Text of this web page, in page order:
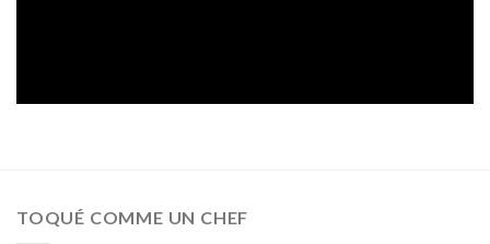
TOQUÉ COMME UN CHEF